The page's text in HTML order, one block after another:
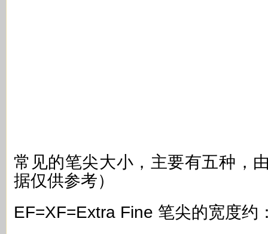
常见的笔尖大小，主要有五种，
据仅供参考）
EF=XF=Extra Fine 笔尖的宽度约